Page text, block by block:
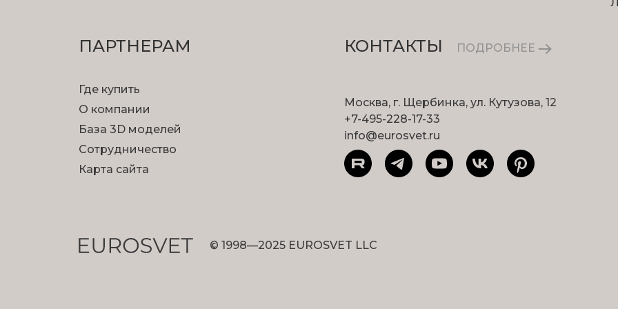
ПАРТНЕРАМ
Где купить
О компании
База 3D моделей
Сотрудничество
Карта сайта
КОНТАКТЫ ПОДРОБНЕЕ
Москва, г. Щербинка, ул. Кутузова, 12
+7-495-228-17-33
info@eurosvet.ru
© 1998—2025 EUROSVET LLC